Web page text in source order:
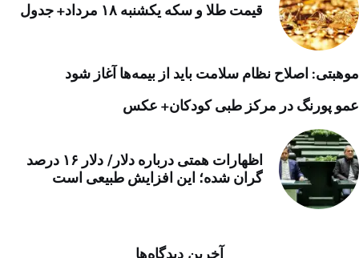
قیمت طلا و سکه یکشنبه ۱۸ مرداد+ جدول
موهبتی: اصلاح نظام سلامت باید از بیمه‌ها آغاز شود
عمو پورنگ در مرکز طبی کودکان+ عکس
اظهارات همتی درباره دلار/ دلار ۱۶ درصد
گران شده؛ این افزایش طبیعی است
آخرین دیدگاه‌ها